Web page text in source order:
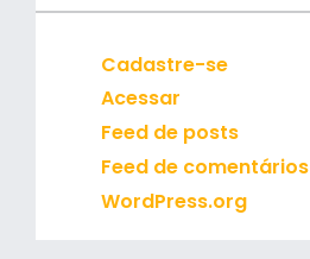
Cadastre-se
Acessar
Feed de posts
Feed de comentários
WordPress.org